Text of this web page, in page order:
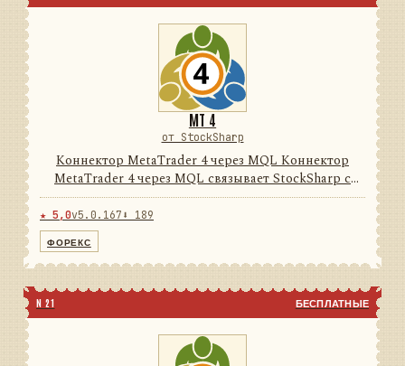
MT 4
от StockSharp
Коннектор MetaTrader 4 через MQL Коннектор
MetaTrader 4 через MQL связывает StockSharp с
терминалом MetaTrader 4 через поставляемый
MQL-эксперт и локальный нативный/FIX-мост. Он
★ 5,0v5.0.167 ⬇ 189
ФОРЕКС
N 21 БЕСПЛАТНЫЕ